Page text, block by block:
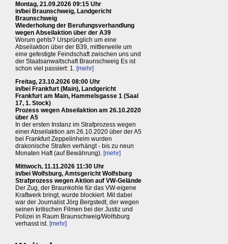
Montag, 21.09.2026 09:15 Uhr
in/bei Braunschweig, Landgericht
Braunschweig
Wiederholung der Berufungsverhandlung
wegen Abseilaktion über der A39
Worum gehts? Ursprünglich um eine
Abseilaktion über der B39, mittlerweile um
eine gefestigte Feindschaft zwischen uns und
der Staatsanwaltschaft Braunschweig Es ist
schon viel passiert: 1. [mehr]
Freitag, 23.10.2026 08:00 Uhr
in/bei Frankfurt (Main), Landgericht
Frankfurt am Main, Hammelsgasse 1 (Saal
17, 1. Stock)
Prozess wegen Abseilaktion am 26.10.2020
über A5
In der ersten Instanz im Strafprozess wegen
einer Abseilaktion am 26.10.2020 über der A5
bei Frankfurt Zeppelinheim wurden
drakonische Strafen verhängt - bis zu neun
Monaten Haft (auf Bewährung). [mehr]
Mittwoch, 11.11.2026 11:30 Uhr
in/bei Wolfsburg, Amtsgericht Wolfsburg
Strafprozess wegen Aktion auf VW-Gelände
Der Zug, der Braunkohle für das VW-eigene
Kraftwerk bringt, wurde blockiert. Mit dabei
war der Journalist Jörg Bergstedt, der wegen
seinen kritischen Filmen bei der Justiz und
Polizei in Raum Braunschweig/Wolfsburg
verhasst ist. [mehr]